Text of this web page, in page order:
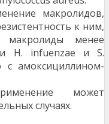
макролидов,
к ним,
менее
H. infuenzae и S.
с амоксициллином-
может
случаях.